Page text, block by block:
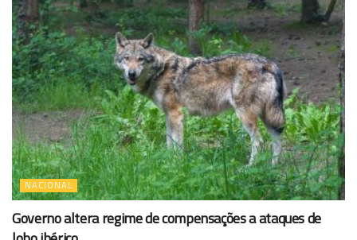
NACIONAL
Governo altera regime de compensações a ataques de